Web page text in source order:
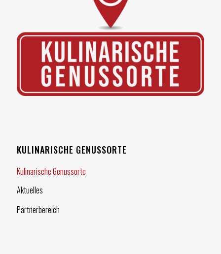
KULINARISCHE GENUSSORTE
Kulinarische Genussorte
Aktuelles
Partnerbereich